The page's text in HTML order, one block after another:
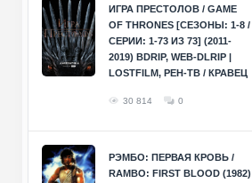
ИГРА ПРЕСТОЛОВ / GAME
OF THRONES [СЕЗОНЫ: 1-8 /
СЕРИИ: 1-73 ИЗ 73] (2011-
2019) BDRIP, WEB-DLRIP |
LOSTFILM, РЕН-ТВ / КРАВЕЦ
30 814 0
РЭМБО: ПЕРВАЯ КРОВЬ /
RAMBO: FIRST BLOOD (1982)